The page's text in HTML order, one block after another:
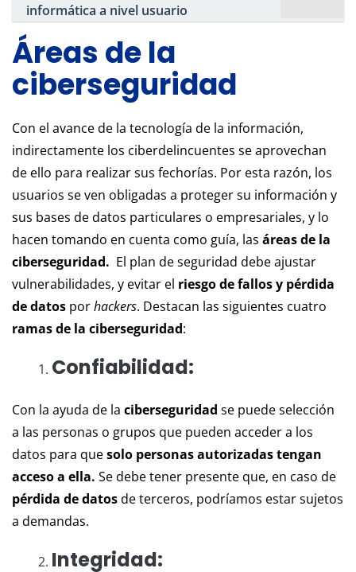
informática a nivel usuario
Áreas de la
ciberseguridad
Con el avance de la tecnología de la información,
indirectamente los ciberdelincuentes se aprovechan
de ello para realizar sus fechorías. Por esta razón, los
usuarios se ven obligadas a proteger su información y
sus bases de datos particulares o empresariales, y lo
hacen tomando en cuenta como guía, las áreas de la
ciberseguridad. El plan de seguridad debe ajustar
vulnerabilidades, y evitar el riesgo de fallos y pérdida
de datos porhackers. Destacan las siguientes cuatro
ramas de la ciberseguridad:
Confiabilidad:
Con la ayuda de la ciberseguridad se puede selección
a las personas o grupos que pueden acceder a los
datos para quesolo personas autorizadas tengan
acceso a ella. Se debe tener presente que, en caso de
pérdida de datosde terceros, podríamos estar sujetos
a demandas.
Integridad: